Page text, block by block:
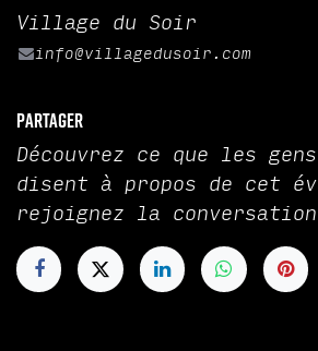
Village du Soir
info@villagedusoir.com
Partager
Découvrez ce que les
disent à propos de cet
rejoignez la